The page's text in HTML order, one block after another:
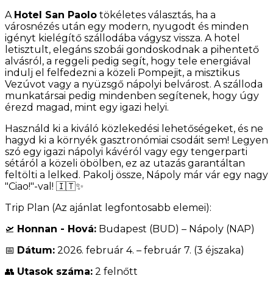
A Hotel San Paolo tökéletes választás, ha a
városnézés után egy modern, nyugodt és minden
igényt kielégítő szállodába vágysz vissza. A hotel
letisztult, elegáns szobái gondoskodnak a pihentető
alvásról, a reggeli pedig segít, hogy tele energiával
indulj el felfedezni a közeli Pompejit, a misztikus
Vezúvot vagy a nyüzsgő nápolyi belvárost. A szálloda
munkatársai pedig mindenben segítenek, hogy úgy
érezd magad, mint egy igazi helyi.
Használd ki a kiváló közlekedési lehetőségeket, és ne
hagyd ki a környék gasztronómiai csodáit sem! Legyen
szó egy igazi nápolyi kávéról vagy egy tengerparti
sétáról a közeli öbölben, ez az utazás garantáltan
feltölti a lelked. Pakolj össze, Nápoly már vár egy nagy
"Ciao!"-val! 🇮🇹✨
Trip Plan (Az ajánlat legfontosabb elemei):
🛫 Honnan - Hová: Budapest (BUD) – Nápoly (NAP)
📅 Dátum: 2026. február 4. – február 7. (3 éjszaka)
👥 Utasok száma: 2 felnőtt